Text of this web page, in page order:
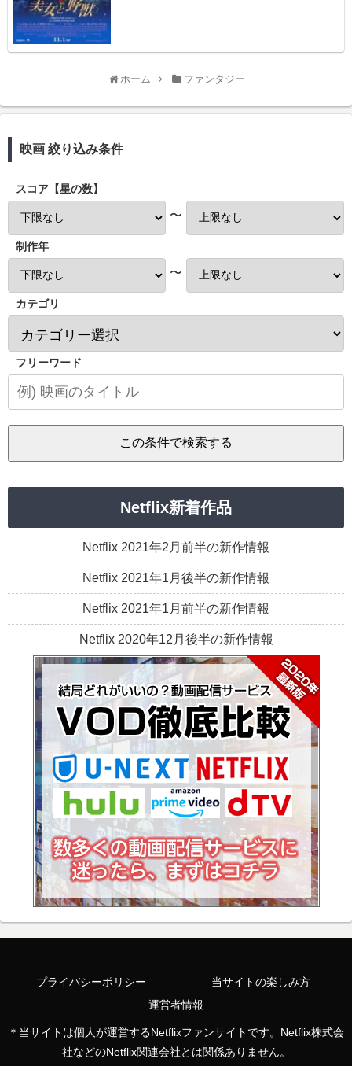
ホーム ファンタジー
映画 絞り込み条件
スコア【星の数】
〜
制作年
〜
カテゴリ
フリーワード
Netflix新着作品
Netflix 2021年2月前半の新作情報
Netflix 2021年1月後半の新作情報
Netflix 2021年1月前半の新作情報
Netflix 2020年12月後半の新作情報
プライバシーポリシー
当サイトの楽しみ方
運営者情報
＊当サイトは個人が運営するNetflixファンサイトです。Netflix株式会
社などのNetflix関連会社とは関係ありません。